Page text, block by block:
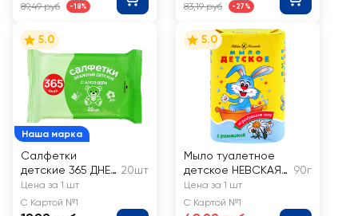
89,49 руб -18% 83,19 руб -27%
Наша марка
5.0
Салфетки
детские 365 ДНЕЙ
с алоэ вера
20шт
Цена за 1 шт
С Картой №1
5.0
Мыло туалетное
детское НЕВСКАЯ
КОСМЕТИКА
Детское с
ромашкой
90г
Цена за 1 шт
С Картой №1